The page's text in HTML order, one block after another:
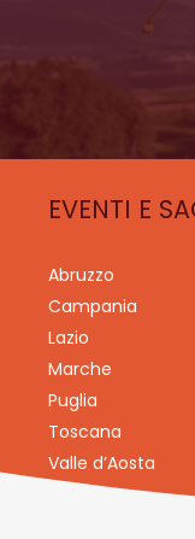
EVENTI E
Abruzzo
Campania
Lazio
Marche
Puglia
Toscana
Valle d’Aosta